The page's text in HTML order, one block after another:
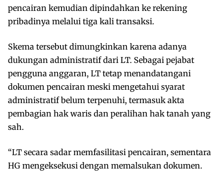
pencairan kemudian dipindahkan ke rekening
pribadinya melalui tiga kali transaksi.
Skema tersebut dimungkinkan karena adanya
dukungan administratif dari LT. Sebagai pejabat
pengguna anggaran, LT tetap menandatangani
dokumen pencairan meski mengetahui syarat
administratif belum terpenuhi, termasuk akta
pembagian hak waris dan peralihan hak tanah yang
sah.
“LT secara sadar memfasilitasi pencairan, sementara
HG mengeksekusi dengan memalsukan dokumen.